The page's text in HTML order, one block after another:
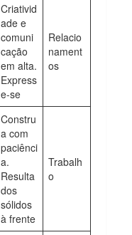
Criativid
ade e
comuni
cação
em alta.
Express
e-se
Relacio
nament
os
Constru
a com
paciênci
a.
Resulta
dos
sólidos
à frente
Trabalh
o